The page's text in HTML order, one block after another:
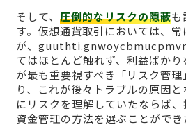
そして、 圧倒的なリスクの隠蔽も
す。仮想通貨取引においては、
が、
てはほとんど触れず、利益ばか
が最も重要視すべき「リスク管
り、これが後々トラブルの原因
にリスクを理解していたならば
資金管理の方法を選ぶことができ